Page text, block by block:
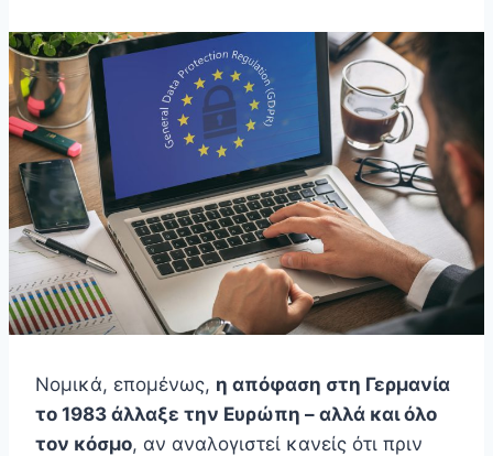
Νομικά, επομένως, η απόφαση στη Γερμανία
το 1983 άλλαξε την Ευρώπη – αλλά και όλο
τον κόσμο, αν αναλογιστεί κανείς ότι πριν